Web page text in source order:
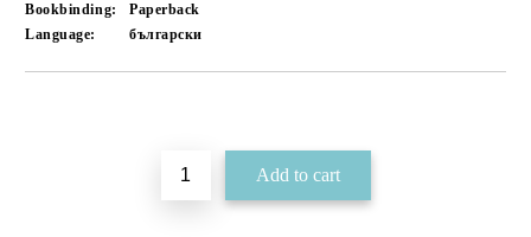
Bookbinding:
Paperback
Language:
български